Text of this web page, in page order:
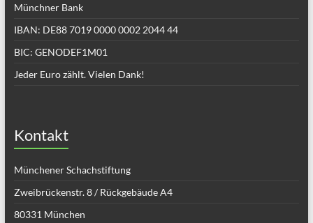
Münchner Bank
IBAN: DE88 7019 0000 0002 2044 44
BIC: GENODEF1M01
Jeder Euro zählt. Vielen Dank!
Kontakt
Münchener Schachstiftung
Zweibrückenstr. 8 / Rückgebäude A4
80331 München